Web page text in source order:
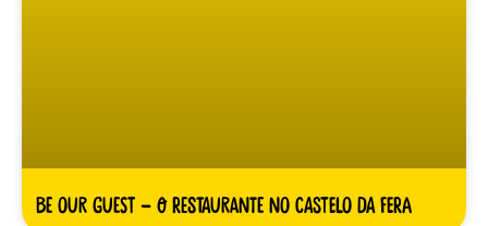
Be Our Guest – O restaurante no castelo da Fera